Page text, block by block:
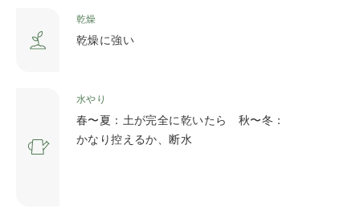
乾燥
乾燥に強い
水やり
春〜夏：土が完全に乾いたら 秋〜冬：
かなり控えるか、断水